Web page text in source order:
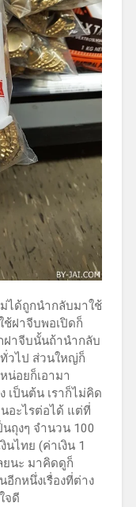
ได้ถูกนำกลับมาใช้
ช้ฝาจีบพอเปิดก็
ฝาจีบนั้นถ้านำกลับ
วไป ส่วนใหญ่ก็
น่อยก็เอามา
เป็นต้น เราก็ไม่คิด
อะไรต่อได้ แต่ที่
ถุงๆ จำนวน 100
นไทย (ค่าเงิน 1
ยนะ มาคิดดูก็
อีกหนึ่งเรื่องที่ต่าง
จดี